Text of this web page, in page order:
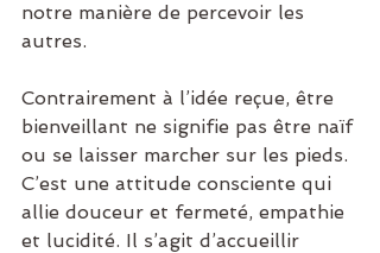
notre manière de percevoir les
autres.
Contrairement à l’idée reçue, être
bienveillant ne signifie pas être naïf
ou se laisser marcher sur les pieds.
C’est une attitude consciente qui
allie douceur et fermeté, empathie
et lucidité. Il s’agit d’accueillir